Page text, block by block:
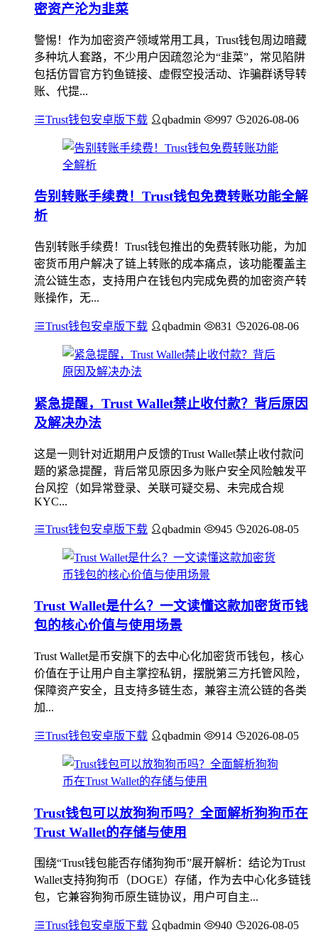
密资产沦为韭菜
警惕！作为加密资产领域常用工具，Trust钱包周边暗藏
多种坑人套路，不少用户因疏忽沦为“韭菜”，常见陷阱
包括仿冒官方钓鱼链接、虚假空投活动、诈骗群诱导转
账、代提...
Trust钱包安卓版下载 qbadmin 997 2026-08-06
告别转账手续费！Trust钱包免费转账功能全解
析
告别转账手续费！Trust钱包推出的免费转账功能，为加
密货币用户解决了链上转账的成本痛点，该功能覆盖主
流公链生态，支持用户在钱包内完成免费的加密资产转
账操作，无...
Trust钱包安卓版下载 qbadmin 831 2026-08-06
紧急提醒，Trust Wallet禁止收付款？背后原因
及解决办法
这是一则针对近期用户反馈的Trust Wallet禁止收付款问
题的紧急提醒，背后常见原因多为账户安全风险触发平
台风控（如异常登录、关联可疑交易、未完成合规
KYC...
Trust钱包安卓版下载 qbadmin 945 2026-08-05
Trust Wallet是什么？一文读懂这款加密货币钱
包的核心价值与使用场景
Trust Wallet是币安旗下的去中心化加密货币钱包，核心
价值在于让用户自主掌控私钥，摆脱第三方托管风险，
保障资产安全，且支持多链生态，兼容主流公链的各类
加...
Trust钱包安卓版下载 qbadmin 914 2026-08-05
Trust钱包可以放狗狗币吗？全面解析狗狗币在
Trust Wallet的存储与使用
围绕“Trust钱包能否存储狗狗币”展开解析：结论为Trust
Wallet支持狗狗币（DOGE）存储，作为去中心化多链钱
包，它兼容狗狗币原生链协议，用户可自主...
Trust钱包安卓版下载 qbadmin 940 2026-08-05